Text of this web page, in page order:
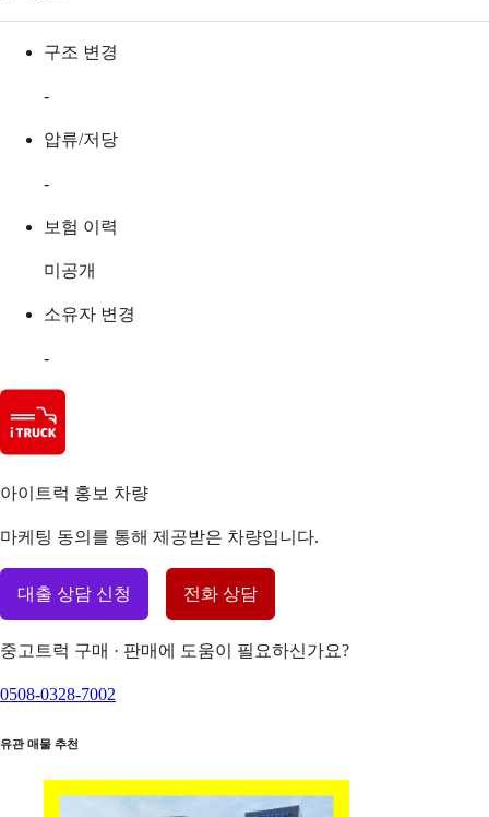
구조 변경
-
압류/저당
-
보험 이력
미공개
소유자 변경
-
아이트럭 홍보 차량
마케팅 동의를 통해 제공받은 차량입니다.
대출 상담 신청 전화 상담
중고트럭 구매 · 판매에 도움이 필요하신가요?
0508-0328-7002
유관 매물 추천